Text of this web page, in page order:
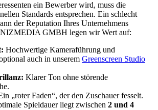
ein Bewerber wird, muss die
Standards entsprechen. Ein schlecht
der Reputation Ihres Unternehmens
GMBH legen wir Wert auf:
Hochwertige Kameraführung und
auch in unserem Greenscreen Studio
Klarer Ton ohne störende
„roter Faden“, der den Zuschauer fesselt.
Spieldauer liegt zwischen 2 und 4